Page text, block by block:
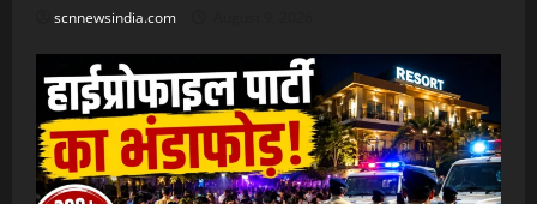
scnnewsindia.com